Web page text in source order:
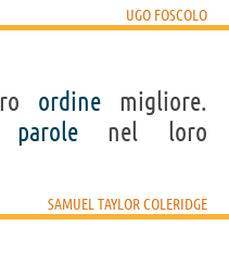
UGO FOSCOLO
ordine migliore.
parolenel loro
SAMUEL TAYLOR COLERIDGE